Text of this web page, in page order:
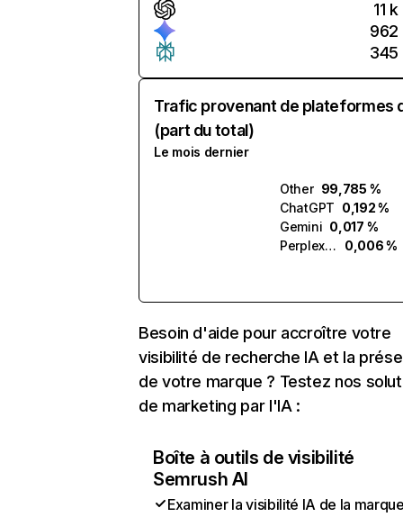
11 k
962
345
Trafic provenant de plateformes
(part du total)
Le mois dernier
Other 99,785 %
ChatGPT 0,192 %
Gemini 0,017 %
Perplexity
0,006 %
Besoin d'aide pour accroître votre
visibilité de recherche IA et la
de votre marque ? Testez nos
de marketing par l'IA :
Boîte à outils de visibilité
Semrush AI
Examiner la visibilité IA de la